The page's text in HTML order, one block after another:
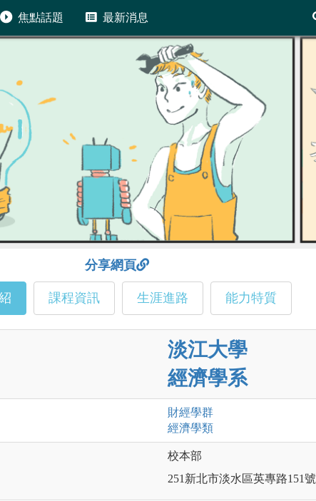
焦點話題 最新消息
分享網頁
課程資訊 生涯進路 能力特質
淡江大學
經濟學系
財經學群
經濟學類
校本部
251新北市淡水區英專路151號